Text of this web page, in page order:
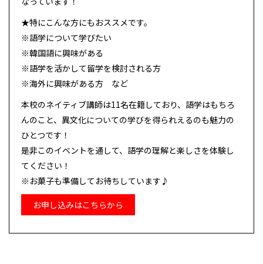
★特にこんな方にもおススメです。
※語学について学びたい
※韓国語に興味がある
※語学を活かして留学を検討される方
※海外に興味がある方 など
本校のネイティブ講師は11名在籍しており、語学はもちろ
んのこと、異文化についての学びを得られえるのも魅力の
ひとつです！
是非このイベントを通して、語学の理解と楽しさを体験し
てください！
※お菓子も準備してお待ちしています♪
お申し込みはこちらから